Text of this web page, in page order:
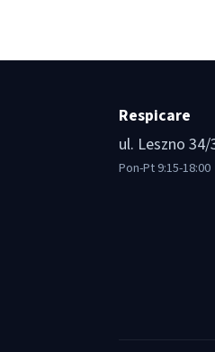
Respicare
ul. Leszno
Pon-Pt 9:15-18:00